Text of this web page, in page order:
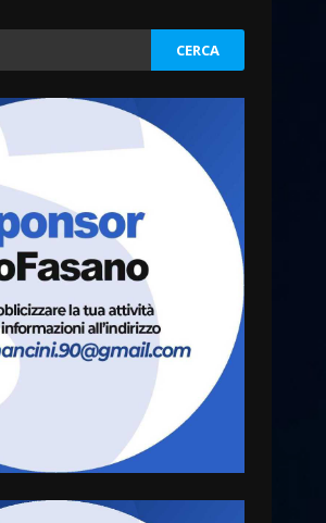
Politiche Giovanili e Mobilità
studenti universitari del
bando “La strada giusta”
8 Agosto 2026 07:15
“I Contestatori: Musica di
Rivoluzione”: nuovo
appuntamento con “Fasano in
Banda”
7 Agosto 2026 06:05
US Fasano, Scianaro:
“Profonda amarezza per
esclusione dal campionato di
7 Agosto 2026 06:00